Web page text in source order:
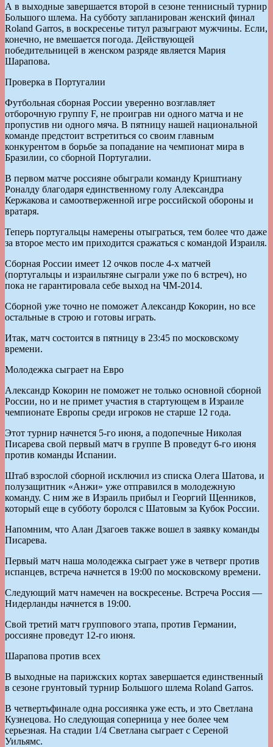
А в выходные завершается второй в сезоне теннисный турнир
Большого шлема. На субботу запланирован женский финал
Roland Garros, в воскресенье титул разыграют мужчины. Если,
конечно, не вмешается погода. Действующей
победительницей в женском разряде является Мария
Шарапова.
Проверка в Португалии
Футбольная сборная России уверенно возглавляет
отборочную группу F, не проиграв ни одного матча и не
пропустив ни одного мяча. В пятницу нашей национальной
команде предстоит встретиться со своим главным
конкурентом в борьбе за попадание на чемпионат мира в
Бразилии, со сборной Португалии.
В первом матче россияне обыграли команду Криштиану
Роналду благодаря единственному голу Александра
Кержакова и самоотверженной игре российской обороны и
вратаря.
Теперь португальцы намерены отыграться, тем более что даже
за второе место им приходится сражаться с командой Израиля.
Сборная России имеет 12 очков после 4-х матчей
(португальцы и израильтяне сыграли уже по 6 встреч), но
пока не гарантировала себе выход на ЧМ-2014.
Сборной уже точно не поможет Александр Кокорин, но все
остальные в строю и готовы играть.
Итак, матч состоится в пятницу в 23:45 по московскому
времени.
Молодежка сыграет на Евро
Александр Кокорин не поможет не только основной сборной
России, но и не примет участия в стартующем в Израиле
чемпионате Европы среди игроков не старше 12 года.
Этот турнир начнется 5-го июня, а подопечные Николая
Писарева свой первый матч в группе В проведут 6-го июня
против команды Испании.
Штаб взрослой сборной исключил из списка Олега Шатова, и
полузащитник «Анжи» уже отправился в молодежную
команду. С ним же в Израиль прибыл и Георгий Щенников,
который еще в субботу боролся с Шатовым за Кубок России.
Напомним, что Алан Дзагоев также вошел в заявку команды
Писарева.
Первый матч наша молодежка сыграет уже в четверг против
испанцев, встреча начнется в 19:00 по московскому времени.
Следующий матч намечен на воскресенье. Встреча Россия —
Нидерланды начнется в 19:00.
Свой третий матч группового этапа, против Германии,
россияне проведут 12-го июня.
Шарапова против всех
В выходные на парижских кортах завершается единственный
в сезоне грунтовый турнир Большого шлема Roland Garros.
В четвертьфинале одна россиянка уже есть, и это Светлана
Кузнецова. Но следующая соперница у нее более чем
серьезная. На стадии 1/4 Светлана сыграет с Сереной
Уильямс.